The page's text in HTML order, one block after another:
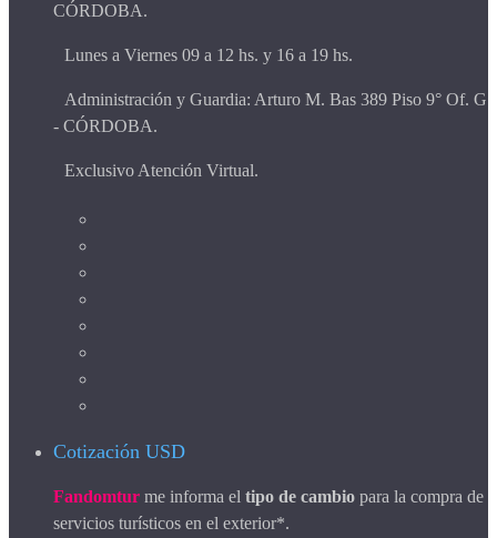
CÓRDOBA.
Lunes a Viernes 09 a 12 hs. y 16 a 19 hs.
Administración y Guardia: Arturo M. Bas 389 Piso 9° Of. G
- CÓRDOBA.
Exclusivo Atención Virtual.
Cotización USD
Fandomtur me informa el tipo de cambio para la compra de
servicios turísticos en el exterior*.